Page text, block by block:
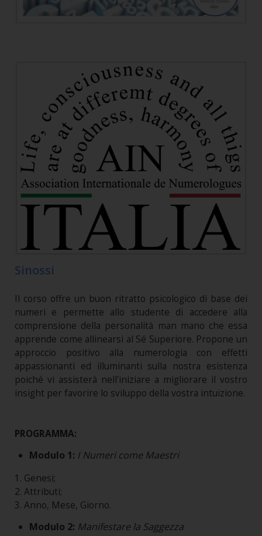
Sinossi
Il corso offre un buon ritratto psicologico di base dei
numeri e permette allo studente di accedere alla
comprensione della personalità man mano che essa
apprende come allinearsi al Sé Superiore. Propone un
approccio positivo alla numerologia con effetti
appassionanti ed illuminanti sulla nostra esistenza
poiché vi assisterà nell'iniziare a migliorare il vostro
insight per favorire lo sviluppo della vostra intuizione.
PROGRAMMA:
Modulo 1: I Numeri come Maestri
1. Genesi;
2. Attributi;
3. Anno, Mese, Giorno.
Modulo 2: Manifestare la Saggezza